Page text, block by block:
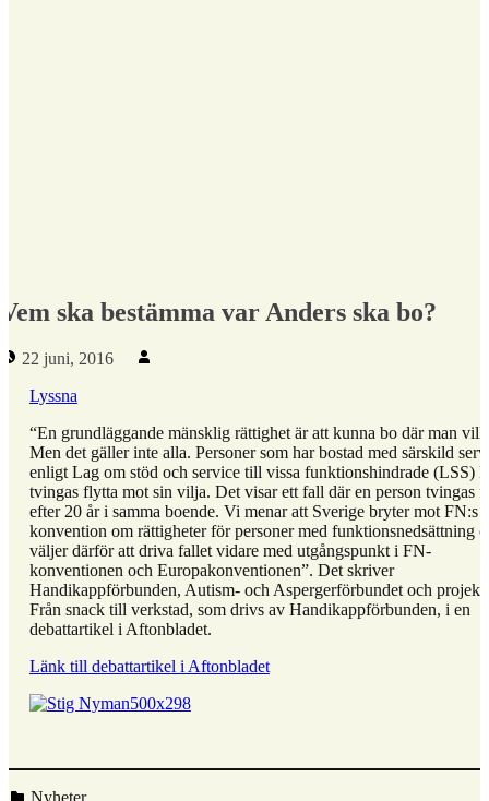
Vem ska bestämma var Anders ska bo?
Publicerad den:
22 juni, 2016
Lyssna
“En grundläggande mänsklig rättighet är att kunna bo där man vill.
Men det gäller inte alla. Personer som har bostad med särskild
enligt Lag om stöd och service till vissa funktionshindrade (LSS)
tvingas flytta mot sin vilja. Det visar ett fall där en person tvingas
efter 20 år i samma boende. Vi menar att Sverige bryter mot FN:s
konvention om rättigheter för personer med funktionsnedsättning
väljer därför att driva fallet vidare med utgångspunkt i FN-
konventionen och Europakonventionen”. Det skriver
Handikappförbunden, Autism- och Aspergerförbundet och
Från snack till verkstad, som drivs av Handikappförbunden, i en
debattartikel i Aftonbladet.
Länk till debattartikel i Aftonbladet
Kategoriserad i:
Nyheter